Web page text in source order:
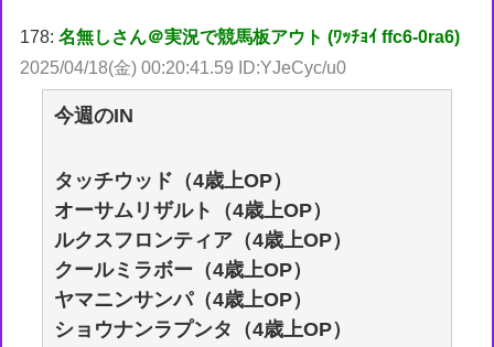
178:名無しさん＠実況で競馬板アウト (ﾜｯﾁｮｲ ffc6-0ra6)
2025/04/18(金) 00:20:41.59 ID:YJeCyc/u0
今週のIN
タッチウッド（4歳上OP）
オーサムリザルト（4歳上OP）
ルクスフロンティア（4歳上OP）
クールミラボー（4歳上OP）
ヤマニンサンパ（4歳上OP）
ショウナンラプンタ（4歳上OP）